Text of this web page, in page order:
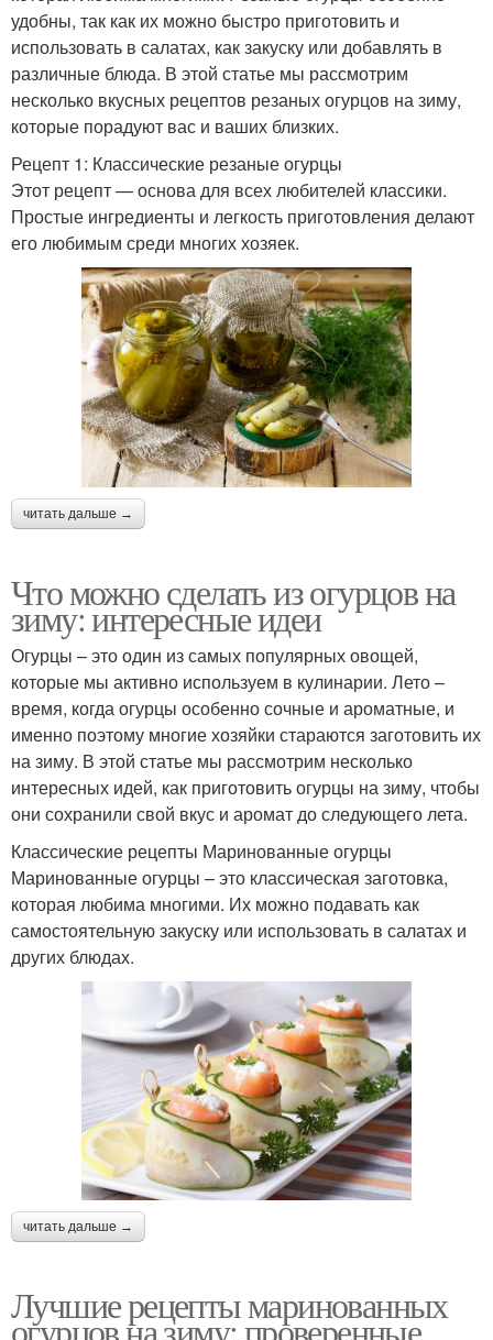
удобны, так как их можно быстро приготовить и
использовать в салатах, как закуску или добавлять в
различные блюда. В этой статье мы рассмотрим
несколько вкусных рецептов резаных огурцов на зиму,
которые порадуют вас и ваших близких.
Рецепт 1: Классические резаные огурцы
Этот рецепт — основа для всех любителей классики.
Простые ингредиенты и легкость приготовления делают
его любимым среди многих хозяек.
читать дальше →
Что можно сделать из огурцов на
зиму: интересные идеи
Огурцы – это один из самых популярных овощей,
которые мы активно используем в кулинарии. Лето –
время, когда огурцы особенно сочные и ароматные, и
именно поэтому многие хозяйки стараются заготовить их
на зиму. В этой статье мы рассмотрим несколько
интересных идей, как приготовить огурцы на зиму, чтобы
они сохранили свой вкус и аромат до следующего лета.
Классические рецепты Маринованные огурцы
Маринованные огурцы – это классическая заготовка,
которая любима многими. Их можно подавать как
самостоятельную закуску или использовать в салатах и
других блюдах.
читать дальше →
Лучшие рецепты маринованных